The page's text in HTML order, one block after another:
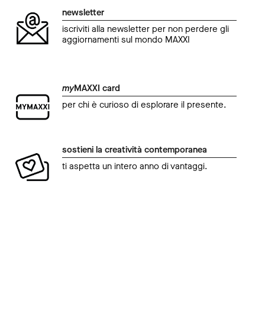
newsletter
iscriviti alla newsletter per non perdere gli
aggiornamenti sul mondo MAXXI
myMAXXI card
per chi è curioso di esplorare il presente.
sostieni la creatività contemporanea
ti aspetta un intero anno di vantaggi.